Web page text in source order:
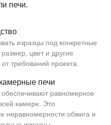
печи.
изразцы под конкретные
цвет и другие
требований проекта.
печи
равномерное
камере. Это
неравномерности обжига и